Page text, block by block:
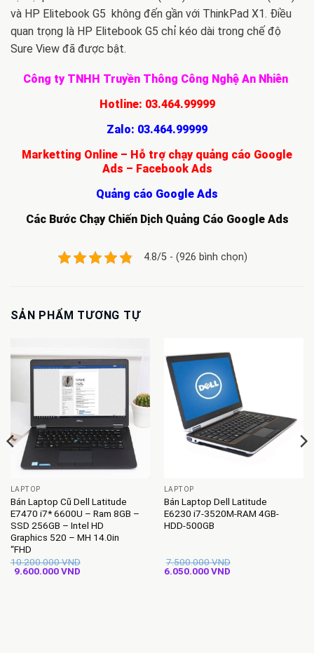
và HP Elitebook G5 không đến gần với ThinkPad X1. Điều
quan trọng là HP Elitebook G5 chỉ kéo dài trong chế độ
Sure View đã được bật.
Công ty TNHH Truyền Thông Công Nghệ An Nhiên
Hotline: 03.464.99999
Zalo: 03.464.99999
Marketting Online – Hỗ trợ chạy quảng cáo Google
Ads – Facebook Ads
Quảng cáo Google Ads
Các Bước Chạy Chiến Dịch Quảng Cáo Google Ads
4.8/5 - (926 bình chọn)
SẢN PHẨM TƯƠNG TỰ
LAPTOP
Bán Laptop Cũ Dell Latitude
E7470 i7* 6600U – Ram 8GB –
SSD 256GB – Intel HD
Graphics 520 – MH 14.0in
“FHD
10.200.000VND
Giá
9.600.000VNDGiá
LAPTOP
Bán Laptop Dell Latitude
E6230 i7-3520M-RAM 4GB-
HDD-500GB
7.500.000VND
Giá
6.050.000VNDGiá